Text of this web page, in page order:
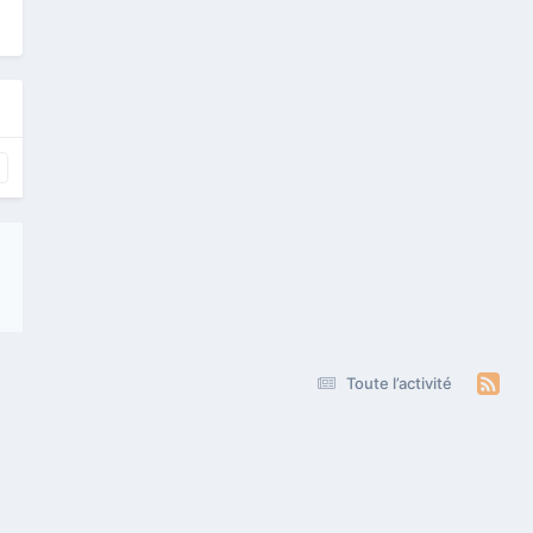
Toute l’activité